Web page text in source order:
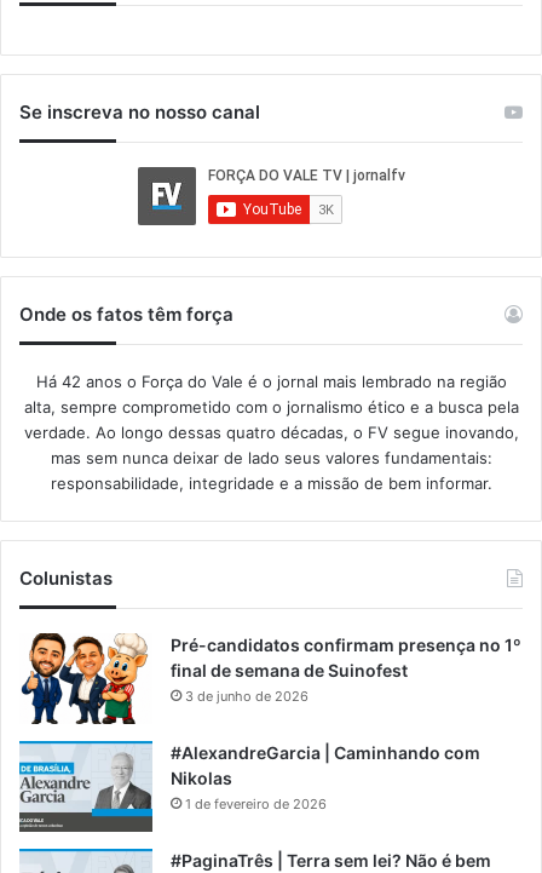
Se inscreva no nosso canal
Onde os fatos têm força
Há 42 anos o Força do Vale é o jornal mais lembrado na região
alta, sempre comprometido com o jornalismo ético e a busca pela
verdade. Ao longo dessas quatro décadas, o FV segue inovando,
mas sem nunca deixar de lado seus valores fundamentais:
responsabilidade, integridade e a missão de bem informar.​
Colunistas
Pré-candidatos confirmam presença no 1º
final de semana de Suinofest
3 de junho de 2026
#AlexandreGarcia | Caminhando com
Nikolas
1 de fevereiro de 2026
#PaginaTrês | Terra sem lei? Não é bem